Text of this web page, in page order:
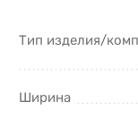
Тип изделия/
Ширина